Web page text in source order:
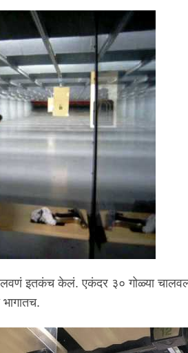
इतकंच केलं. एकंदर ३० गोळ्या
भागातच.